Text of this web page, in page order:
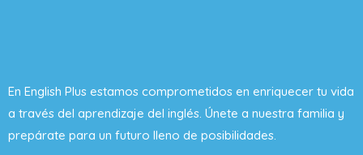
En English Plus estamos comprometidos en enriquecer tu vida
a través del aprendizaje del inglés. Únete a nuestra familia y
prepárate para un futuro lleno de posibilidades.